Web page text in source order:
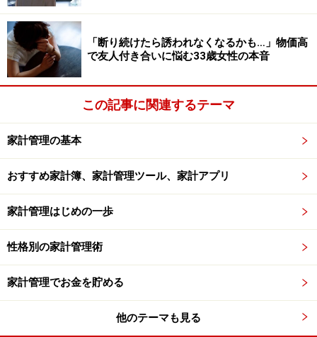
増えてしまい、少しがっかりしました」と落胆している
様子です。
そして、「価格だけを見て行動するのではなく、移動費
や買い過ぎも含めて、考えることが大切だと実感しまし
た」と、この失敗から学んだ教訓を教えてくれました。
＜調査概要＞
節約の経験談に関するアンケート
調査方法：インターネットアンケート
調査実施日：2026年3月11日
調査対象：全国10～70代の250人（男性：57人、女性：
190人、回答しない：3人）
※回答者のコメントは原文のまま記載しています。
※本記事の出費内訳はアンケートの回答に基づいた「主
な項目」のみを記載しています。回答に含まれない社会
「断り続けたら誘われなくなるかも…」物価高
で友人付き合いに悩む33歳女性の本音
この記事に関連するテーマ
家計管理の基本
おすすめ家計簿、家計管理ツール、家計アプリ
家計管理はじめの一歩
性格別の家計管理術
家計管理でお金を貯める
他のテーマも見る